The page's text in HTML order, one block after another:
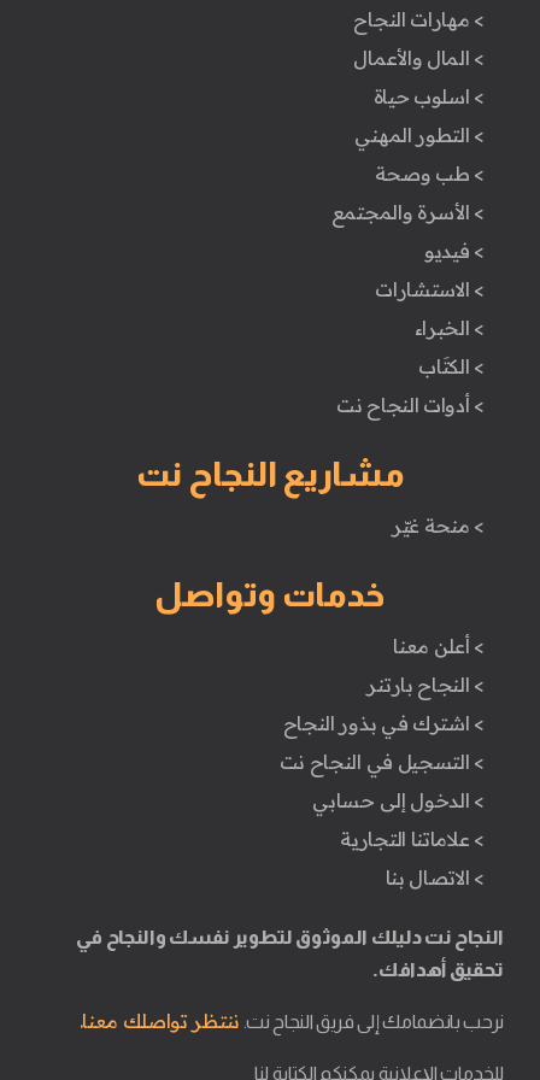
> مهارات النجاح
> المال والأعمال
> اسلوب حياة
> التطور المهني
> طب وصحة
> الأسرة والمجتمع
> فيديو
> الاستشارات
> الخبراء
> الكتَاب
> أدوات النجاح نت
مشاريع النجاح نت
> منحة غيّر
خدمات وتواصل
> أعلن معنا
> النجاح بارتنر
> اشترك في بذور النجاح
> التسجيل في النجاح نت
> الدخول إلى حسابي
> علاماتنا التجارية
> الاتصال بنا
النجاح نت دليلك الموثوق لتطوير نفسك والنجاح في
تحقيق أهدافك.
نرحب بانضمامك إلى فريق النجاح نت. ننتظر تواصلك معنا.
للخدمات الإعلانية يمكنكم الكتابة لنا